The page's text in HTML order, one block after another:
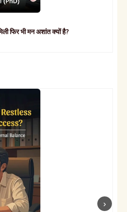
फिर भी मन अशांत क्यों है?